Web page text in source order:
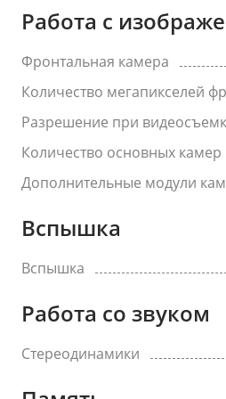
Работа с
Фронтальная камера
Количество мегапикселей
Разрешение при
Количество основных камер
Дополнительные модули
Вспышка
Вспышка
Работа со звуком
Стереодинамики